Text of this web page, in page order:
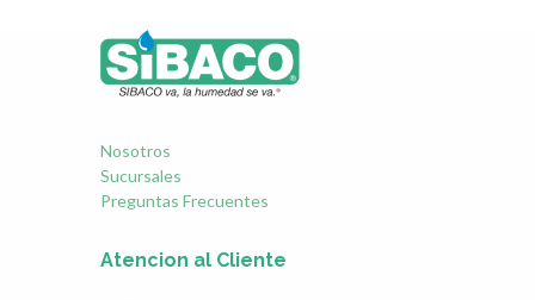
Nosotros
Sucursales
Preguntas Frecuentes
Atencion al Cliente